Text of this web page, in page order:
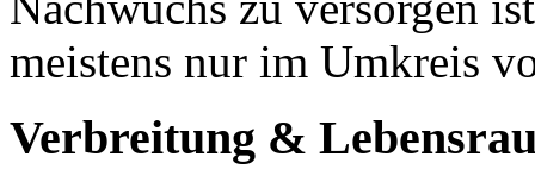
meistens nur im Umkreis
Verbreitung &